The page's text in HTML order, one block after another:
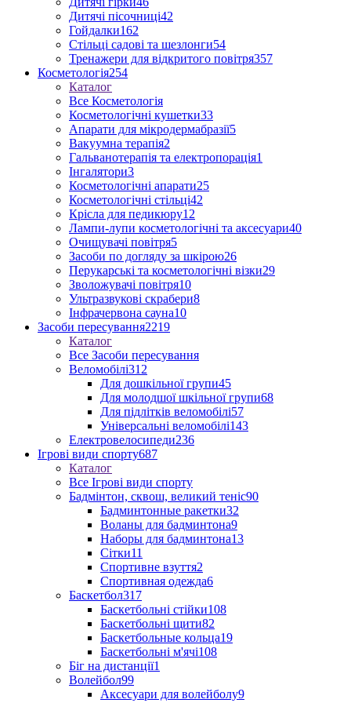
Дитячі пісочниці42
Гойдалки162
Стільці садові та шезлонги54
Тренажери для відкритого повітря357
Косметологія254
Каталог
Все Косметологія
Косметологічні кушетки33
Апарати для мікродермабразії5
Вакуумна терапія2
Гальванотерапія та електропорація1
Інгалятори3
Косметологічні апарати25
Косметологічні стільці42
Крісла для педикюру12
Лампи-лупи косметологічні та аксесуари40
Очищувачі повітря5
Засоби по догляду за шкірою26
Перукарські та косметологічні візки29
Зволожувачі повітря10
Ультразвукові скрабери8
Інфрачервона сауна10
Засоби пересування2219
Каталог
Все Засоби пересування
Веломобілі312
Для дошкільної групи45
Для молодшої шкільної групи68
Для підлітків веломобілі57
Універсальні веломобілі143
Електровелосипеди236
Ігрові види спорту687
Каталог
Все Ігрові види спорту
Бадмінтон, сквош, великий теніс90
Бадминтонные ракетки32
Воланы для бадминтона9
Наборы для бадминтона13
Сітки11
Спортивне взуття2
Спортивная одежда6
Баскетбол317
Баскетбольні стійки108
Баскетбольні щити82
Баскетбольные кольца19
Баскетбольні м'ячі108
Біг на дистанції1
Волейбол99
Аксесуари для волейболу9